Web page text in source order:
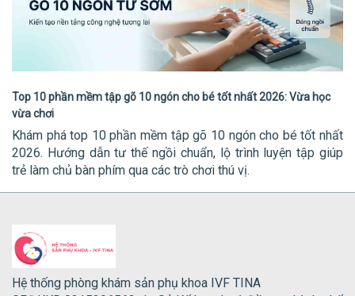
Top 10 phần mềm tập gõ 10 ngón cho bé tốt nhất 2026: Vừa học
vừa chơi
Khám phá top 10 phần mềm tập gõ 10 ngón cho bé tốt nhất
2026. Hướng dẫn tư thế ngồi chuẩn, lộ trình luyện tập giúp
trẻ làm chủ bàn phím qua các trò chơi thú vị.
Hệ thống phòng khám sản phụ khoa IVF TINA